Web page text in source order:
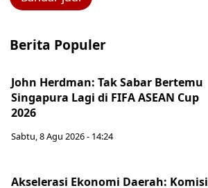
Berita Populer
John Herdman: Tak Sabar Bertemu
Singapura Lagi di FIFA ASEAN Cup
2026
Sabtu, 8 Agu 2026 - 14:24
Akselerasi Ekonomi Daerah: Komisi